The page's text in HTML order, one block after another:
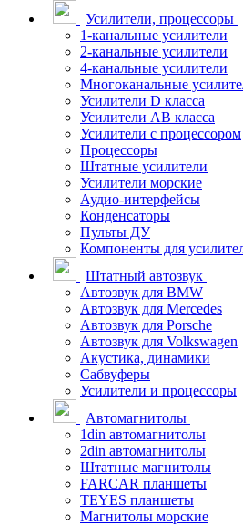
Усилители, процессоры
1-канальные усилители
2-канальные усилители
4-канальные усилители
Многоканальные
Усилители D класса
Усилители АВ класса
Усилители с процессором
Процессоры
Штатные усилители
Усилители морские
Аудио-интерфейсы
Конденсаторы
Пульты ДУ
Компоненты для
Штатный автозвук
Автозвук для BMW
Автозвук для Mercedes
Автозвук для Porsche
Автозвук для Volkswagen
Акустика, динамики
Сабвуферы
Усилители и процессоры
Автомагнитолы
1din автомагнитолы
2din автомагнитолы
Штатные магнитолы
FARCAR планшеты
TEYES планшеты
Магнитолы морские